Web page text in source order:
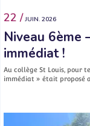
22 / JUIN. 2026
Niveau 6ème
immédiat !
Au collège St Louis, pour
immédiat » était proposé